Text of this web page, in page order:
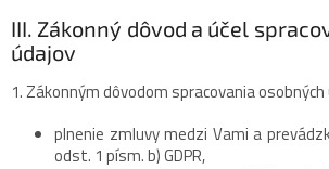
III. Zákonný dôvod a účel
údajov
1. Zákonným dôvodom spracovania osobných
plnenie zmluvy medzi Vami a
odst. 1 písm. b) GDPR,